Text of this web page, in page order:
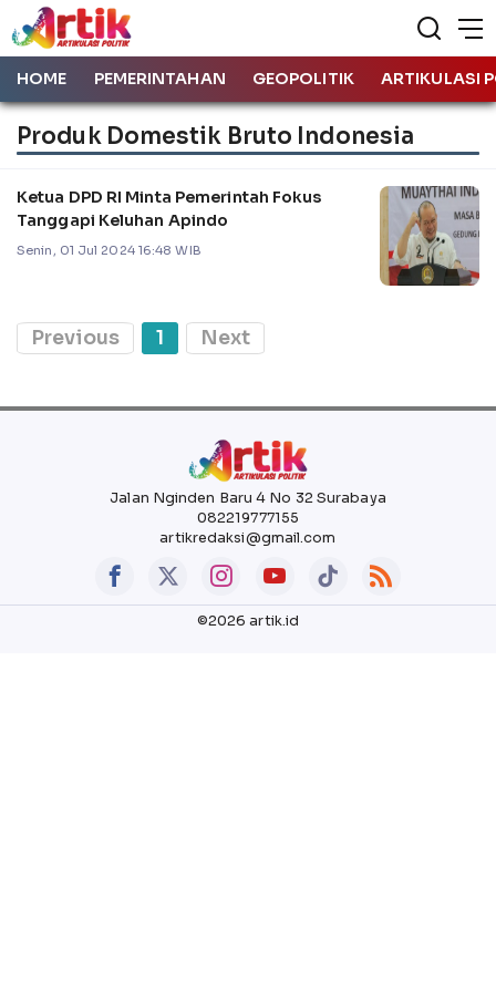
HOME PEMERINTAHAN GEOPOLITIK ARTIKULASI
Produk Domestik Bruto Indonesia
Ketua DPD RI Minta Pemerintah Fokus
Tanggapi Keluhan Apindo
Senin, 01 Jul 2024 16:48 WIB
Previous 1 Next
Jalan Nginden Baru 4 No 32 Surabaya
082219777155
artikredaksi@gmail.com
©2026 artik.id